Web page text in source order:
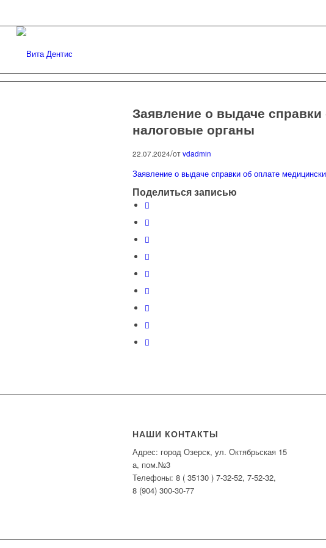
Заявление о выдаче
налоговые органы
22.07.2024/отvdadmin
Заявление о выдаче справки об оплате
Поделиться записью
НАШИ КОНТАКТЫ
Адрес: город Озерск, ул. Октябрьская 15
а, пом.№3
Телефоны: 8 ( 35130 ) 7-32-52, 7-52-32,
8 (904) 300-30-77